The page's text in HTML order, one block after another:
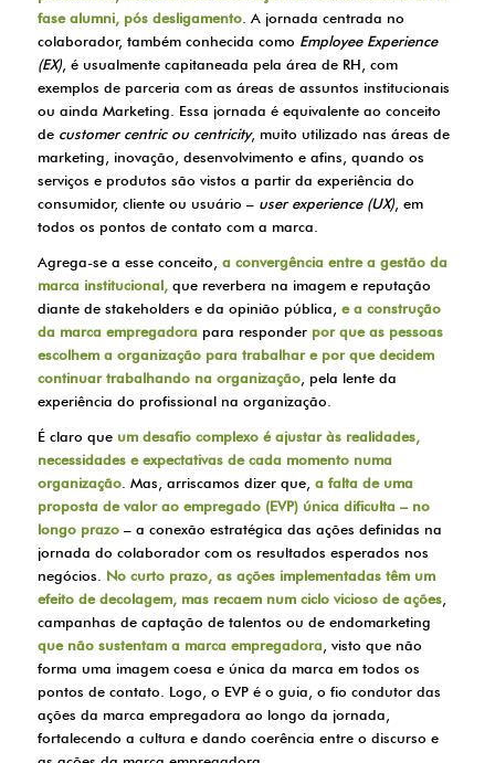
fase alumni, pós desligamento. A jornada centrada no
colaborador, também conhecida como Employee Experience
(EX), é usualmente capitaneada pela área de RH, com
exemplos de parceria com as áreas de assuntos institucionais
ou ainda Marketing. Essa jornada é equivalente ao conceito
de customer centric ou centricity, muito utilizado nas áreas de
marketing, inovação, desenvolvimento e afins, quando os
serviços e produtos são vistos a partir da experiência do
consumidor, cliente ou usuário – user experience (UX), em
todos os pontos de contato com a marca.
Agrega-se a esse conceito, a convergência entre a gestão da
marca institucional,que reverbera na imagem e reputação
diante de stakeholders e da opinião pública, e a construção
da marca empregadorapara responder por que as pessoas
escolhem a organização para trabalhar e por que decidem
continuar trabalhando na organização, pela lente da
experiência do profissional na organização.
É claro que um desafio complexo é ajustar às realidades,
necessidades e expectativas de cada momento numa
organização. Mas, arriscamos dizer que, a falta de uma
proposta de valor ao empregado (EVP) única dificulta – no
longo prazo– a conexão estratégica das ações definidas na
jornada do colaborador com os resultados esperados nos
negócios. No curto prazo, as ações implementadas têm um
efeito de decolagem, mas recaem num ciclo vicioso de ações,
campanhas de captação de talentos ou de endomarketing
que não sustentam a marca empregadora, visto que não
forma uma imagem coesa e única da marca em todos os
pontos de contato. Logo, o EVP é o guia, o fio condutor das
ações da marca empregadora ao longo da jornada,
fortalecendo a cultura e dando coerência entre o discurso e